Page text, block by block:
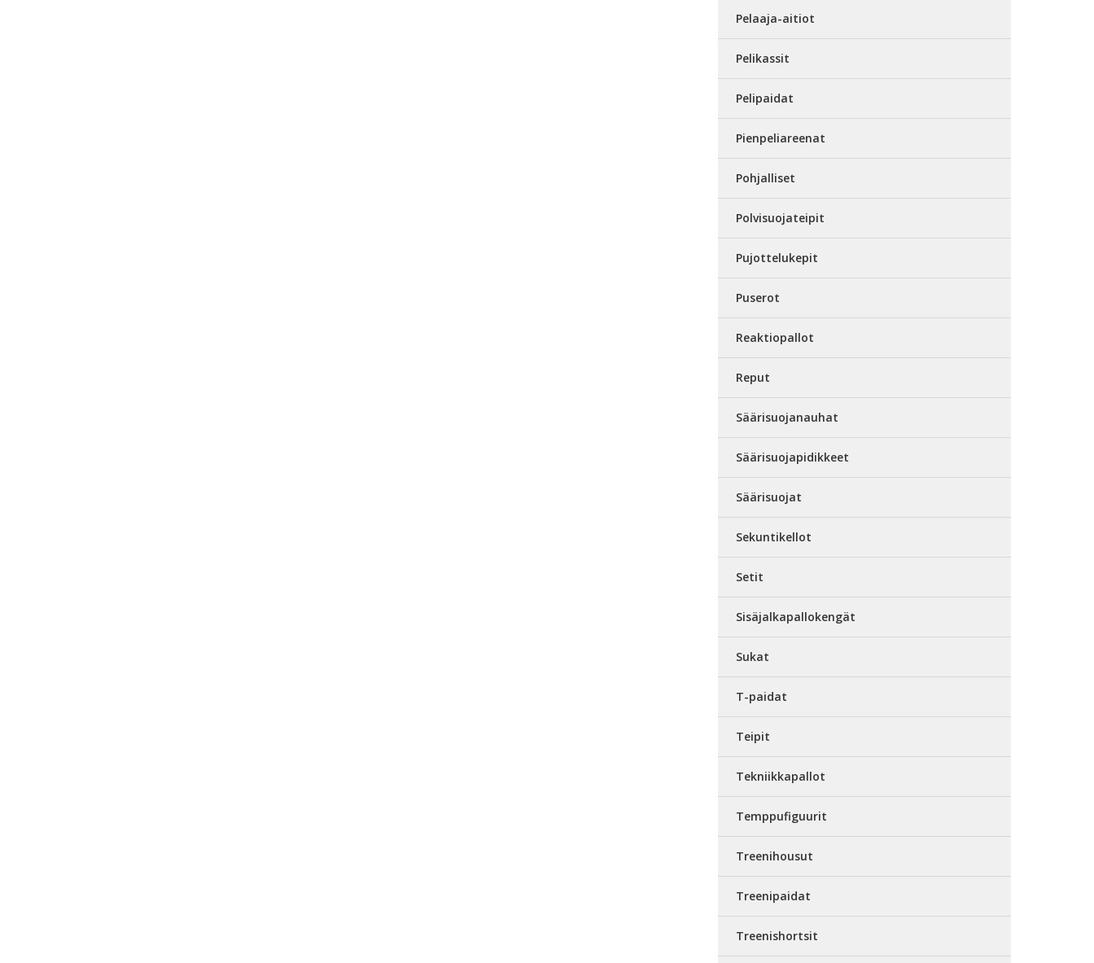
Pelaaja-aitiot
Pelikassit
Pelipaidat
Pienpeliareenat
Pohjalliset
Polvisuojateipit
Pujottelukepit
Puserot
Reaktiopallot
Reput
Säärisuojanauhat
Säärisuojapidikkeet
Säärisuojat
Sekuntikellot
Setit
Sisäjalkapallokengät
Sukat
T-paidat
Teipit
Tekniikkapallot
Temppufiguurit
Treenihousut
Treenipaidat
Treenishortsit